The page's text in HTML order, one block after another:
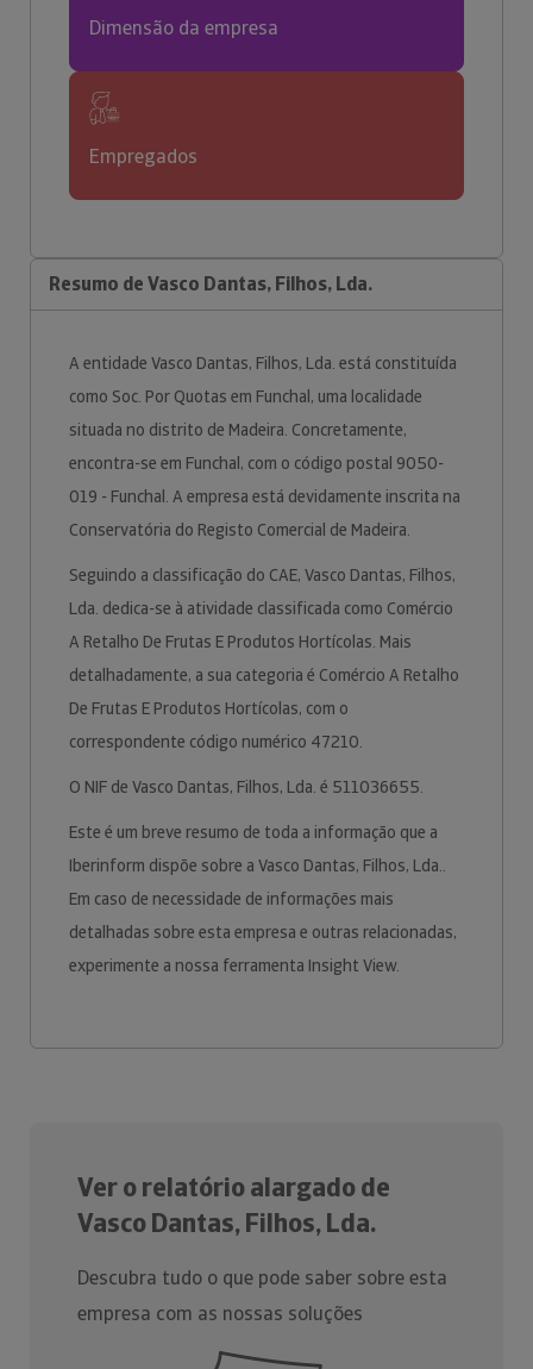
Dimensão da empresa
Empregados
Resumo de Vasco Dantas, Filhos, Lda.
A entidade Vasco Dantas, Filhos, Lda. está constituída
como Soc. Por Quotas em Funchal, uma localidade
situada no distrito de Madeira. Concretamente,
encontra-se em Funchal, com o código postal 9050-
019 - Funchal. A empresa está devidamente inscrita na
Conservatória do Registo Comercial de Madeira.
Seguindo a classificação do CAE, Vasco Dantas, Filhos,
Lda. dedica-se à atividade classificada como Comércio
A Retalho De Frutas E Produtos Hortícolas. Mais
detalhadamente, a sua categoria é Comércio A Retalho
De Frutas E Produtos Hortícolas, com o
correspondente código numérico 47210.
O NIF de Vasco Dantas, Filhos, Lda. é 511036655.
Este é um breve resumo de toda a informação que a
Iberinform dispõe sobre a Vasco Dantas, Filhos, Lda..
Em caso de necessidade de informações mais
detalhadas sobre esta empresa e outras relacionadas,
experimente a nossa ferramenta Insight View.
Ver o relatório alargado de
Vasco Dantas, Filhos, Lda.
Descubra tudo o que pode saber sobre esta
empresa com as nossas soluções